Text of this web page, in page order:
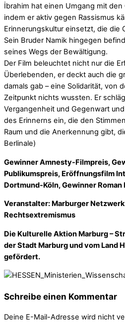
İbrahim hat einen Umgang mit
indem er aktiv gegen Rassismus
Erinnerungskultur einsetzt, die die
Sein Bruder Namik hingegen
seines Wegs der Bewältigung.
Der Film beleuchtet nicht nur die
Überlebenden, er deckt auch die
damals gab – eine Solidarität, von
Zeitpunkt nichts wussten. Er
Vergangenheit und Gegenwart
des Erinnerns ein, die den
Raum und die Anerkennung gibt,
Berlinale)
Gewinner Amnesty-Filmpreis,
Publikumspreis, Eröffnungsfilm
Dortmund-Köln, Gewinner Roman
Veranstalter: Marburger
Rechtsextremismus
Die Kulturelle Aktion Marburg –
der Stadt Marburg und vom Land
gefördert.
Schreibe einen Kommentar
Deine E-Mail-Adresse wird nicht